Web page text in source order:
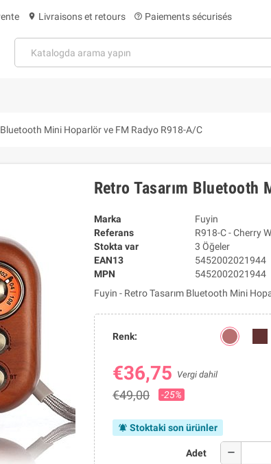
location_on Livraisons et retours help_outline Paiements sécurisés
Bluetooth Mini Hoparlör ve FM Radyo R918-A/C
Retro Tasarım Bluetooth
Marka
Fuyin
Referans
R918-C - Cherry
Stokta var
3 Öğeler
EAN13
5452002021944
MPN
5452002021944
Fuyin - Retro Tasarım Bluetooth Mini
Renk:
€36,75 Vergi dahil
€49,00 -25%
notifications_active Stoktaki son ürünler
Adet remove